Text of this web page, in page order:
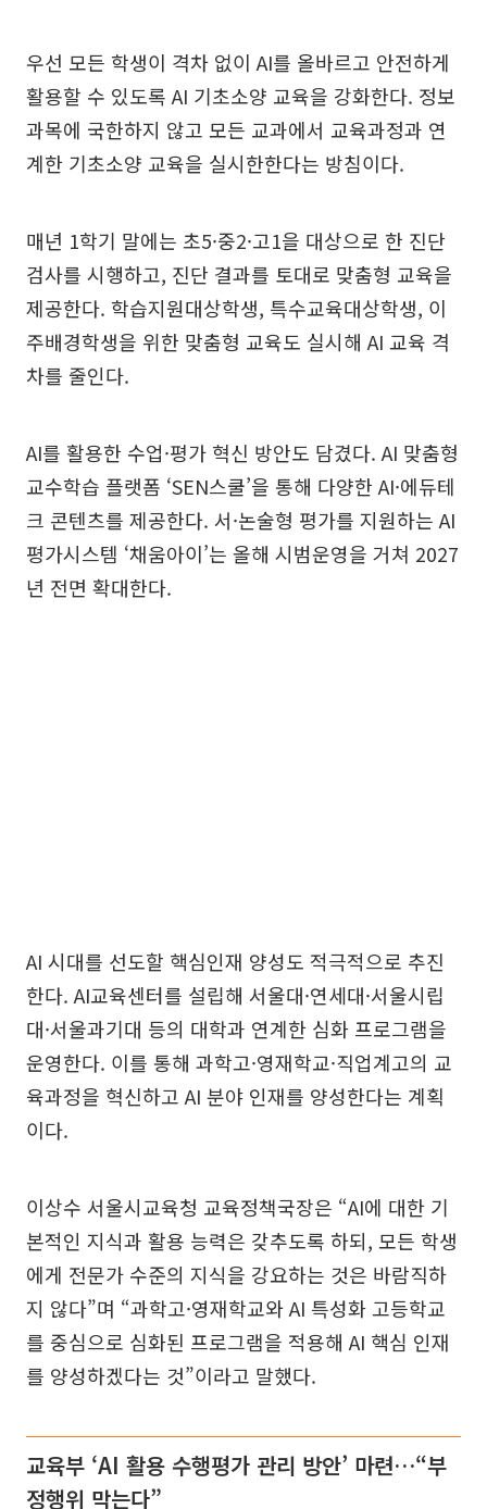
우선 모든 학생이 격차 없이 AI를 올바르고 안전하게
활용할 수 있도록 AI 기초소양 교육을 강화한다. 정보
과목에 국한하지 않고 모든 교과에서 교육과정과 연
계한 기초소양 교육을 실시한한다는 방침이다.
매년 1학기 말에는 초5·중2·고1을 대상으로 한 진단
검사를 시행하고, 진단 결과를 토대로 맞춤형 교육을
제공한다. 학습지원대상학생, 특수교육대상학생, 이
주배경학생을 위한 맞춤형 교육도 실시해 AI 교육 격
차를 줄인다.
AI를 활용한 수업·평가 혁신 방안도 담겼다. AI 맞춤형
교수학습 플랫폼 ‘SEN스쿨’을 통해 다양한 AI·에듀테
크 콘텐츠를 제공한다. 서·논술형 평가를 지원하는 AI
평가시스템 ‘채움아이’는 올해 시범운영을 거쳐 2027
년 전면 확대한다.
AI 시대를 선도할 핵심인재 양성도 적극적으로 추진
한다. AI교육센터를 설립해 서울대·연세대·서울시립
대·서울과기대 등의 대학과 연계한 심화 프로그램을
운영한다. 이를 통해 과학고·영재학교·직업계고의 교
육과정을 혁신하고 AI 분야 인재를 양성한다는 계획
이다.
이상수 서울시교육청 교육정책국장은 “AI에 대한 기
본적인 지식과 활용 능력은 갖추도록 하되, 모든 학생
에게 전문가 수준의 지식을 강요하는 것은 바람직하
지 않다”며 “과학고·영재학교와 AI 특성화 고등학교
를 중심으로 심화된 프로그램을 적용해 AI 핵심 인재
를 양성하겠다는 것”이라고 말했다.
교육부 ‘AI 활용 수행평가 관리 방안’ 마련…“부
정행위 막는다”